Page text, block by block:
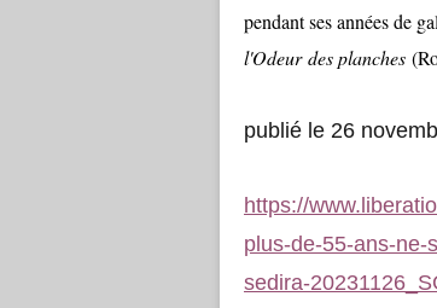
pendant ses années de
l'Odeur des planches
publié le 26
https://
plus-de-55-ans-ne-
sedira-